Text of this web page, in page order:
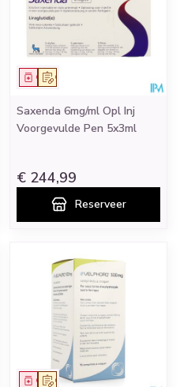
Op voorschrift
Geneesmiddel
Saxenda 6mg/ml Opl Inj
Voorgevulde Pen 5x3ml
€ 244,99
Reserveer
Op voorschrift
Geneesmiddel